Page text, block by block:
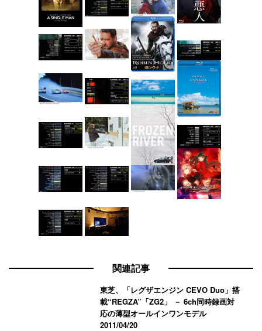
関連記事
東芝、「レグザエンジン CEVO Duo」搭
載“REGZA”「ZG2」 － 6ch同時録画対
応の薄型オールインワンモデル
2011/04/20